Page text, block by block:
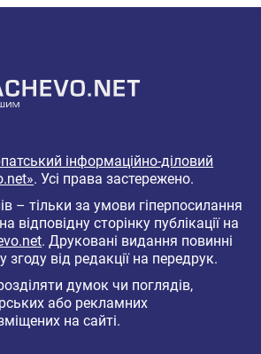
інформаційно-діловий
. Усі права застережено.
– тільки за умови гіперпосилання
відповідну сторінку публікації на
. Друковані видання повинні
від редакції на передрук.
думок чи поглядів,
або рекламних
на сайті.